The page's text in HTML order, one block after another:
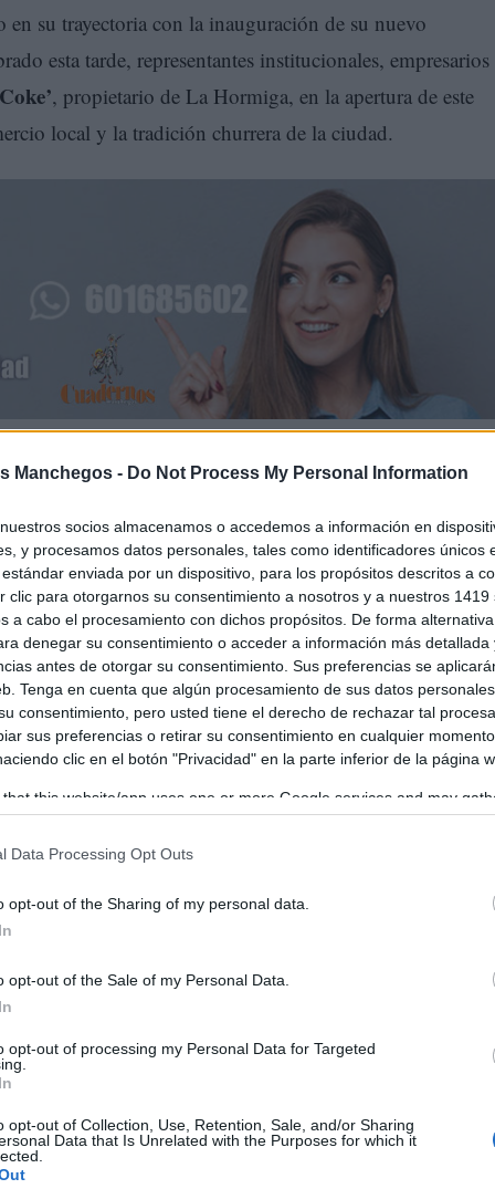
Manchegos - Do Not Process My Personal Information
socios almacenamos o accedemos a información en
y procesamos datos personales, tales como identificadores únicos
enviada por un dispositivo, para los propósitos descritos a
clic para otorgarnos su consentimiento a nosotros y a nuestros 1419
a cabo el procesamiento con dichos propósitos. De forma
denegar su consentimiento o acceder a información más detallada
antes de otorgar su consentimiento. Sus preferencias se
Tenga en cuenta que algún procesamiento de sus datos
consentimiento, pero usted tiene el derecho de rechazar tal
sus preferencias o retirar su consentimiento en cualquier
clic en el botón "Privacidad" en la parte inferior de la página
that this website/app uses one or more Google services and may
but not limited to your visit or usage behaviour. You may
consent section.
Data Processing Opt Outs
opt-out of the Sharing of my personal data.
opt-out of the Sale of my Personal Data.
opt-out of processing my Personal Data for Targeted
opt-out of Collection, Use, Retention, Sale, and/or Sharing
Data that Is Unrelated with the Purposes for which it
su trayectoria con la inauguración de su nuevo
esta tarde, representantes institucionales,
, propietario de La Hormiga, en la apertura de este
local y la tradición churrera de la ciudad.
una degustación especial de los emblemáticos churros
Herrera, Coke, se mostró emocionado por la
“Este nuevo local es un sueño hecho realidad.
nuestros productos con la misma